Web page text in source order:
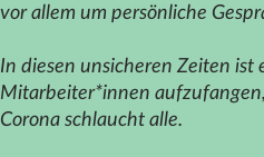
vor allem um persönliche
In diesen unsicheren Zeiten ist
Mitarbeiter*innen
Corona schlaucht alle.